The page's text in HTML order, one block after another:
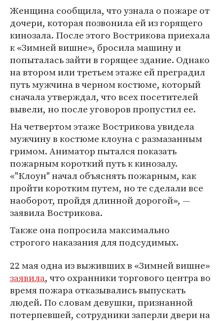
Женщина сообщила, что узнала о пожаре от
дочери, которая позвонила ей из горящего
кинозала. После этого Вострикова приехала
к «Зимней вишне», бросила машину и
попыталась зайти в горящее здание. Однако
на втором или третьем этаже ей преградил
путь мужчина в черном костюме, который
сначала утверждал, что всех посетителей
вывели, но после уговоров пропустил ее.
На четвертом этаже Вострикова увидела
мужчину в костюме клоуна с размазанным
гримом. Аниматор пытался показать
пожарным короткий путь к кинозалу.
«"Клоун" начал объяснять пожарным, как
пройти коротким путем, но те сделали все
наоборот, пройдя длинной дорогой», —
заявила Вострикова.
Также она попросила максимально
строгого наказания для подсудимых.
22 мая одна из выживших в «Зимней вишне»
заявила, что охранники торгового центра во
время пожара отказывались выпускать
людей. По словам девушки, признанной
потерпевшей, сотрудники заперли двери на